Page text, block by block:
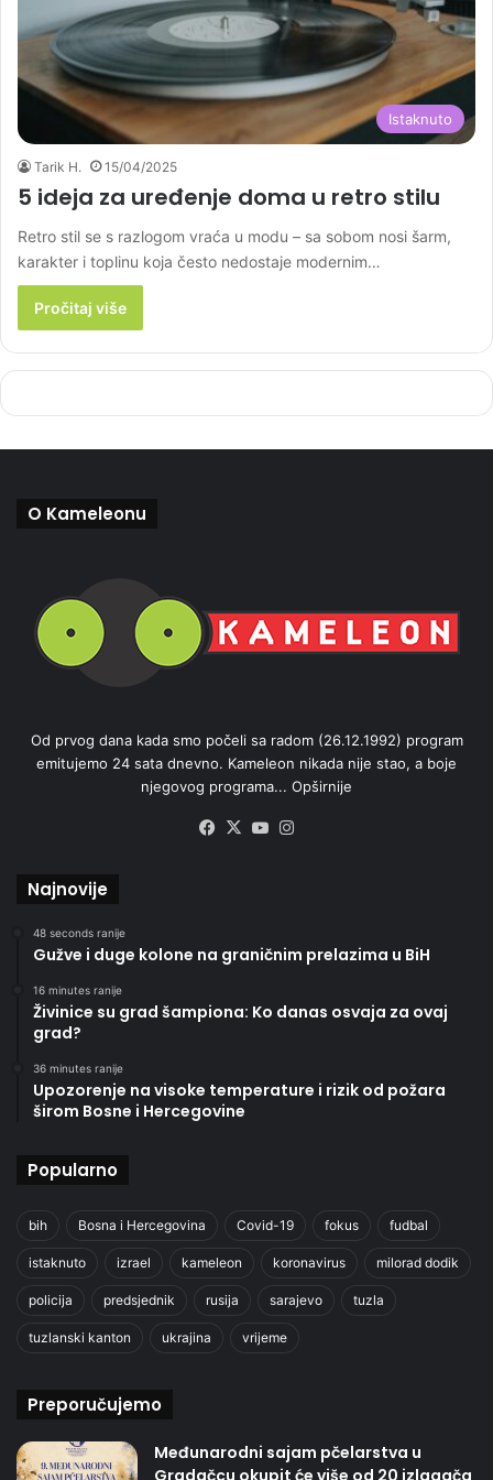
Istaknuto
Tarik H. 15/04/2025
5 ideja za uređenje doma u retro stilu
Retro stil se s razlogom vraća u modu – sa sobom nosi šarm,
karakter i toplinu koja često nedostaje modernim…
Pročitaj više
O Kameleonu
Od prvog dana kada smo počeli sa radom (26.12.1992) program
emitujemo 24 sata dnevno. Kameleon nikada nije stao, a boje
njegovog programa... Opširnije
Facebook
X YouTube
Najnovije
48 seconds ranije
Gužve i duge kolone na graničnim prelazima u BiH
16 minutes ranije
Živinice su grad šampiona: Ko danas osvaja za ovaj
grad?
36 minutes ranije
Upozorenje na visoke temperature i rizik od požara
širom Bosne i Hercegovine
Popularno
bih Bosna i Hercegovina Covid-19 fokus fudbal
istaknuto izrael kameleon koronavirus milorad dodik
policija predsjednik rusija sarajevo tuzla
tuzlanski kanton ukrajina vrijeme
Preporučujemo
Međunarodni sajam pčelarstva u
Gradačcu okupit će više od 20 izlagača